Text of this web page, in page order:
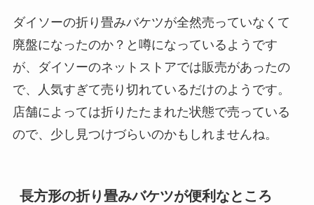
ダイソーの折り畳みバケツが全然売っていなくて
廃盤になったのか？と噂になっているようです
が、ダイソーのネットストアでは販売があったの
で、人気すぎて売り切れているだけのようです。
店舗によっては折りたたまれた状態で売っている
ので、少し見つけづらいのかもしれませんね。
長方形の折り畳みバケツが便利なところ